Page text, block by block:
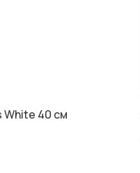
White 40 см